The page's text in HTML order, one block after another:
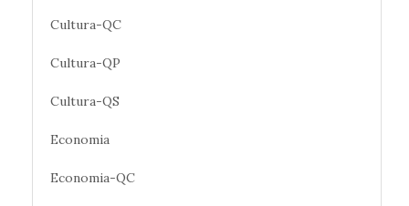
Cultura-QC
Cultura-QP
Cultura-QS
Economia
Economia-QC